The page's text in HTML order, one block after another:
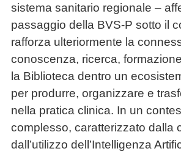
sistema sanitario regionale –
passaggio della BVS-P sotto il
rafforza ulteriormente la
conoscenza, ricerca,
la Biblioteca dentro un
per produrre, organizzare e
nella pratica clinica. In un
complesso, caratterizzato dalla
dall’utilizzo dell’Intelligenza